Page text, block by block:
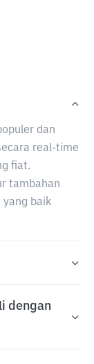
dan
real-time
fiat.
tambahan
baik
dengan